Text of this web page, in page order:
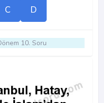
C D
10. Soru